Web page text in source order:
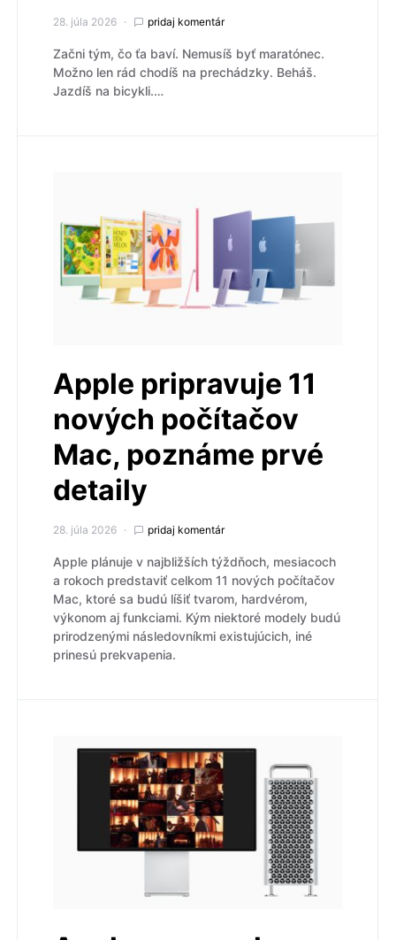
28. júla 2026 pridaj komentár
Začni tým, čo ťa baví. Nemusíš byť maratónec.
Možno len rád chodíš na prechádzky. Beháš.
Jazdíš na bicykli.…
Apple pripravuje 11
nových počítačov
Mac, poznáme prvé
detaily
28. júla 2026 pridaj komentár
Apple plánuje v najbližších týždňoch, mesiacoch
a rokoch predstaviť celkom 11 nových počítačov
Mac, ktoré sa budú líšiť tvarom, hardvérom,
výkonom aj funkciami. Kým niektoré modely budú
prirodzenými následovníkmi existujúcich, iné
prinesú prekvapenia.